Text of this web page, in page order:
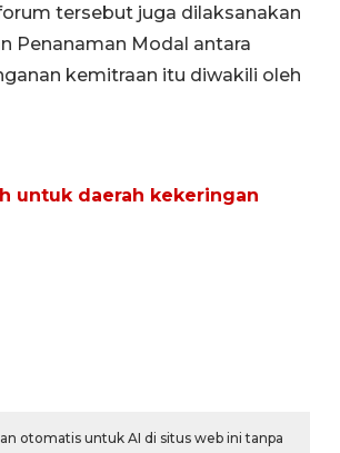
tersebut juga dilaksanakan
Penanaman Modal antara
kemitraan itu diwakili oleh
untuk daerah kekeringan
otomatis untuk AI di situs web ini tanpa